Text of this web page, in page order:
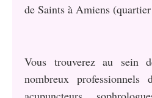
de Saints à Amiens
Vous trouverez au sein
nombreux